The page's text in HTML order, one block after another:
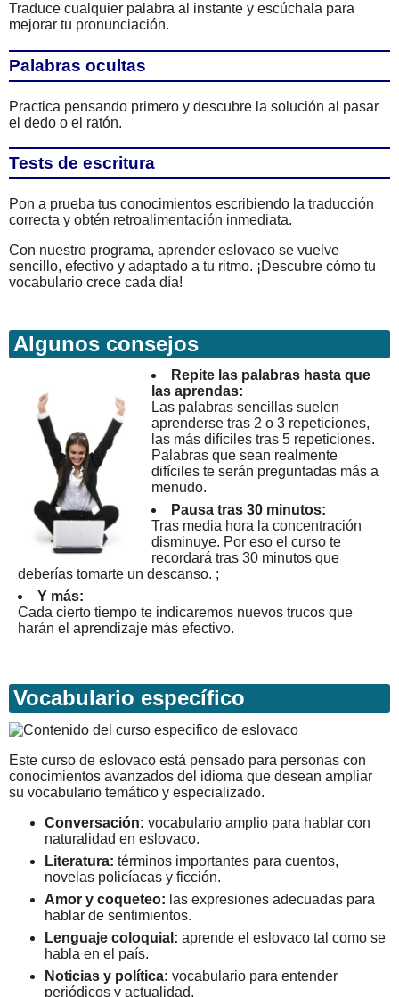
Traduce cualquier palabra al instante y escúchala para
mejorar tu pronunciación.
Palabras ocultas
Practica pensando primero y descubre la solución al pasar
el dedo o el ratón.
Tests de escritura
Pon a prueba tus conocimientos escribiendo la traducción
correcta y obtén retroalimentación inmediata.
Con nuestro programa, aprender eslovaco se vuelve
sencillo, efectivo y adaptado a tu ritmo. ¡Descubre cómo tu
vocabulario crece cada día!
Algunos consejos
Repite las palabras hasta que
las aprendas:
Las palabras sencillas suelen
aprenderse tras 2 o 3 repeticiones,
las más difíciles tras 5 repeticiones.
Palabras que sean realmente
difíciles te serán preguntadas más a
menudo.
Pausa tras 30 minutos:
Tras media hora la concentración
disminuye. Por eso el curso te
recordará tras 30 minutos que
deberías tomarte un descanso. ;
Y más:
Cada cierto tiempo te indicaremos nuevos trucos que
harán el aprendizaje más efectivo.
Vocabulario específico
Este curso de eslovaco está pensado para personas con
conocimientos avanzados del idioma que desean ampliar
su vocabulario temático y especializado.
Conversación: vocabulario amplio para hablar con
naturalidad en eslovaco.
Literatura: términos importantes para cuentos,
novelas policíacas y ficción.
Amor y coqueteo: las expresiones adecuadas para
hablar de sentimientos.
Lenguaje coloquial: aprende el eslovaco tal como se
habla en el país.
Noticias y política: vocabulario para entender
periódicos y actualidad.